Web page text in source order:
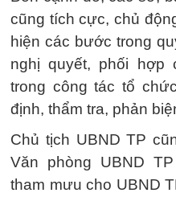
cũng tích cực, chủ
hiện các bước trong
nghị quyết, phối
trong công tác tổ
định, thẩm tra, phản
Chủ tịch UBND TP
Văn phòng UBND
tham mưu cho UBND